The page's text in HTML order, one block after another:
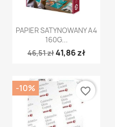
Szybki podgląd
PAPIER SATYNOWANY A4
160G...
46,51 zł41,86 zł
-10% favorite_border